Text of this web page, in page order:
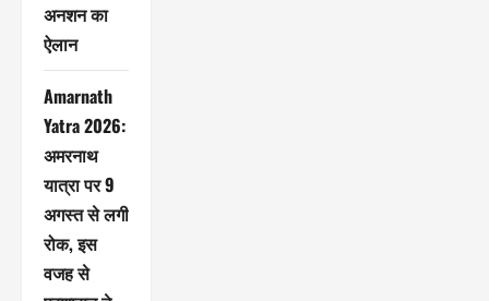
अनशन का
ऐलान
Amarnath
Yatra 2026:
अमरनाथ
यात्रा पर 9
अगस्त से लगी
रोक, इस
वजह से